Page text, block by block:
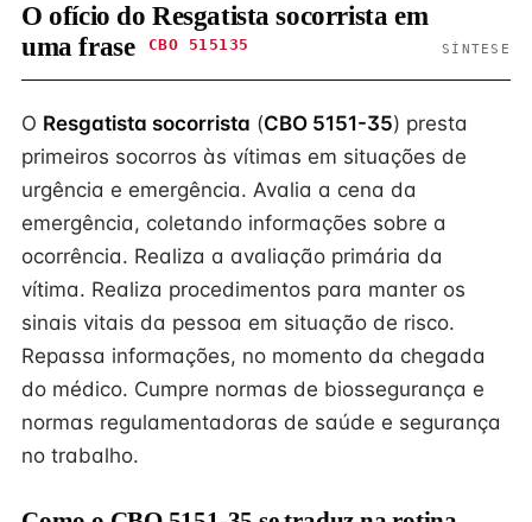
O ofício do Resgatista socorrista em
uma frase
CBO 515135 SÍNTESE
O Resgatista socorrista (CBO 5151-35) presta
primeiros socorros às vítimas em situações de
urgência e emergência. Avalia a cena da
emergência, coletando informações sobre a
ocorrência. Realiza a avaliação primária da
vítima. Realiza procedimentos para manter os
sinais vitais da pessoa em situação de risco.
Repassa informações, no momento da chegada
do médico. Cumpre normas de biossegurança e
normas regulamentadoras de saúde e segurança
no trabalho.